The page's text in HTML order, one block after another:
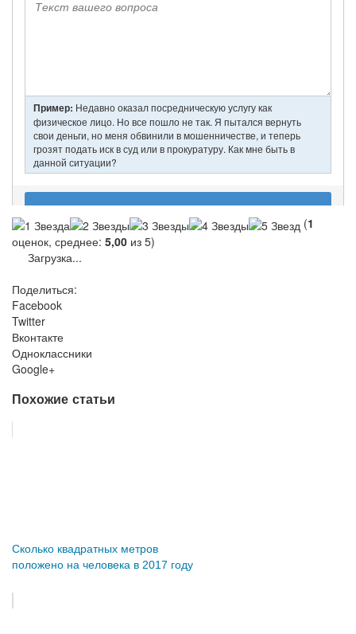
(1
оценок, среднее: 5,00 из 5)
Загрузка...
Поделиться:
Facebook
Twitter
Вконтакте
Одноклассники
Google+
Похожие статьи
Сколько квадратных метров
положено на человека в 2017 году